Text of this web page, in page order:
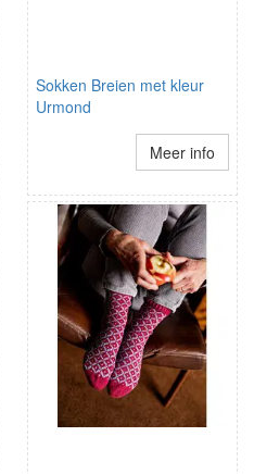
Sokken Breien met kleur
Urmond
Meer info